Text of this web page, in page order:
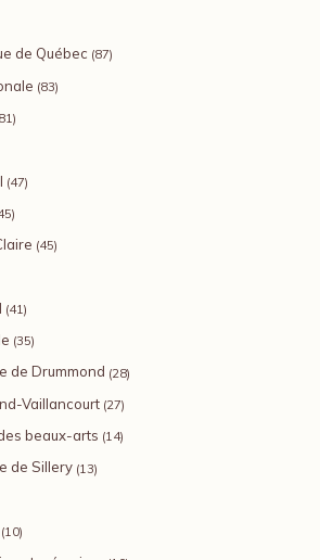
de Québec (87)
(83)
(47)
(45)
(41)
(35)
de Drummond (28)
Vaillancourt (27)
beaux-arts (14)
de Sillery (13)
(10)